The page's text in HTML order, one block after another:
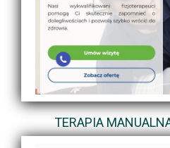
TERAPIA